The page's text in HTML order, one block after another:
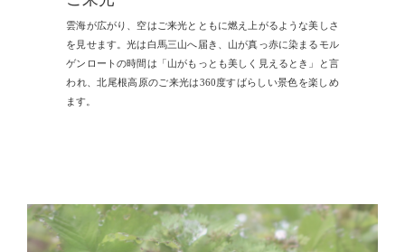
雲海が広がり、空はご来光とともに燃え上がるような美しさ
を見せます。光は白馬三山へ届き、山が真っ赤に染まるモル
ゲンロートの時間は「山がもっとも美しく見えるとき」と言
われ、北尾根高原のご来光は360度すばらしい景色を楽しめ
ます。